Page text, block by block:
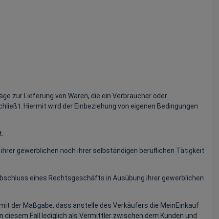
zur Lieferung von Waren, die ein Verbraucher oder
Hiermit wird der Einbeziehung von eigenen Bedingungen
gewerblichen noch ihrer selbständigen beruflichen Tätigkeit
eines Rechtsgeschäfts in Ausübung ihrer gewerblichen
der Maßgabe, dass anstelle des Verkäufers die MeinEinkauf
Fall lediglich als Vermittler zwischen dem Kunden und